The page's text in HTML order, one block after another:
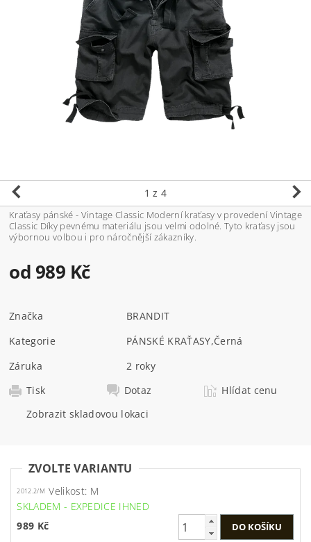
1 z 4
Kraťasy pánské - Vintage Classic Moderní kraťasy v provedení Vintage
Classic Díky pevnému materiálu jsou velmi odolné. Tyto kraťasy jsou
výbornou volbou i pro náročnější zákazníky.
od 989 Kč
Značka
BRANDIT
Kategorie
PÁNSKÉ KRAŤASY,Černá
Záruka
2 roky
Tisk
Dotaz
Hlídat cenu
Zobrazit skladovou lokaci
ZVOLTE VARIANTU
2012.2/M Velikost: M
SKLADEM - EXPEDICE IHNED
989 Kč